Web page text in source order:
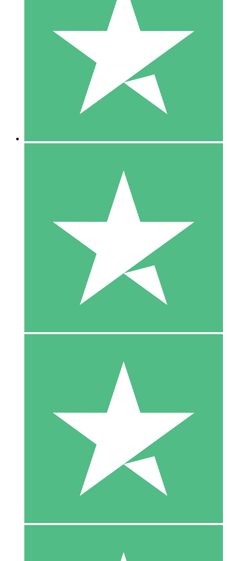
Individuella Kreditpaket
Betala per användning med nedladdningskrediter. Inget
1 Nedladdningar
10 00
10 Nedladdningar
20 00